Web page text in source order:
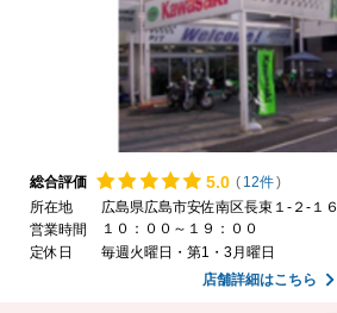
総合評価 5.0 ( 12件)
所在地
広島県広島市安佐南区長束１-２-１６
営業時間
１０：００～１９：００
定休日
毎週火曜日・第1・3月曜日
店舗詳細はこちら